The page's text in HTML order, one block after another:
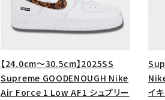
円 ～ 円
人気ワード
Tシャツ・ロングスリ
パーカー・クルーネ
【24.0cm～30.5cm】2025SS
Supreme GOODENOUGH Nike
Air Force 1 Low AF1 シュプリー
イ